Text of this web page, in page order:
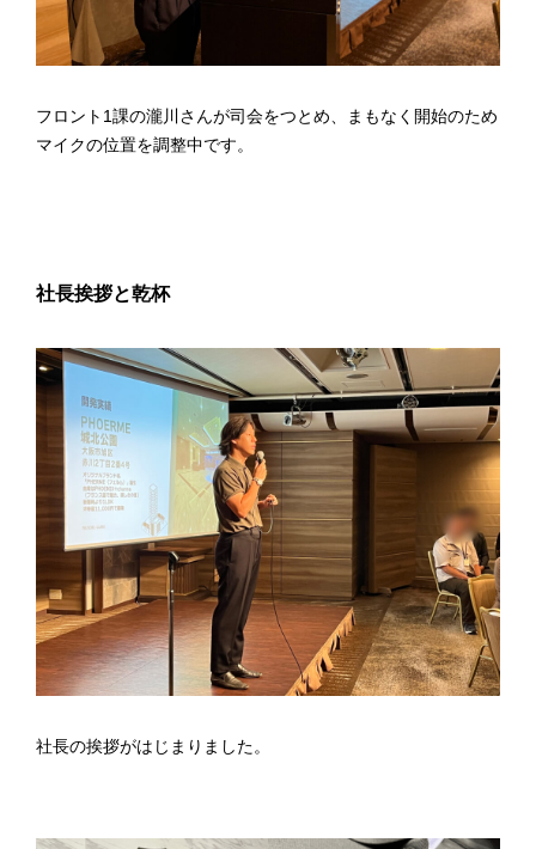
フロント1課の瀧川さんが司会をつとめ、まもなく開始のため
マイクの位置を調整中です。
社長挨拶と乾杯
社長の挨拶がはじまりました。